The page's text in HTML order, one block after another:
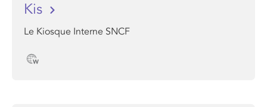
Kis
Le Kiosque Interne SNCF